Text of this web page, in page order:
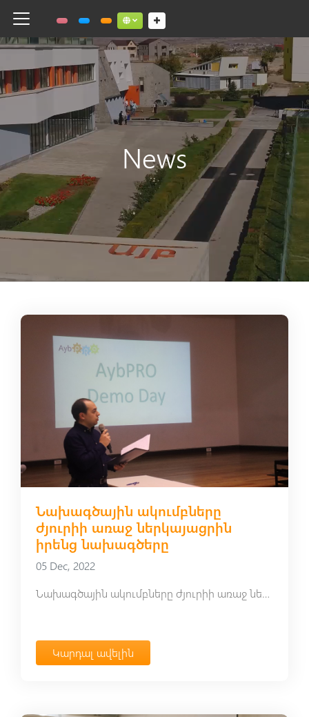
Toggle navigation Social links dropdown button
News
Նախագծային ակումբները
ժյուրիի առաջ ներկայացրին
իրենց նախագծերը
05 Dec, 2022
Նախագծային ակումբները ժյուրիի առաջ ներկայացրին իրենց նախագծերը
Կարդալ ավելին